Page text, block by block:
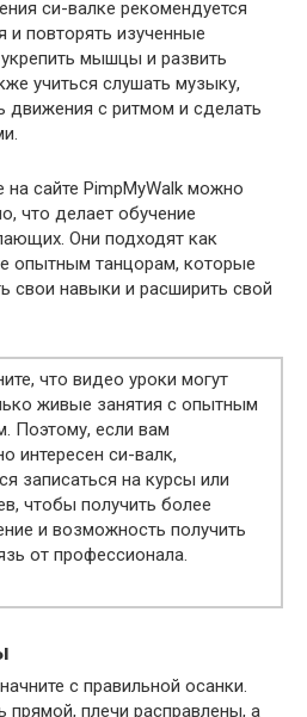
си-валке рекомендуется
и повторять изученные
мышцы и развить
учиться слушать музыку,
движения с ритмом и сделать
сайте PimpMyWalk можно
что делает обучение
Они подходят как
опытным танцорам, которые
свои навыки и расширить свой
что видео уроки могут
живые занятия с опытным
Поэтому, если вам
интересен си-валк,
записаться на курсы или
чтобы получить более
и возможность получить
от профессионала.
с правильной осанки.
плечи расправлены, а